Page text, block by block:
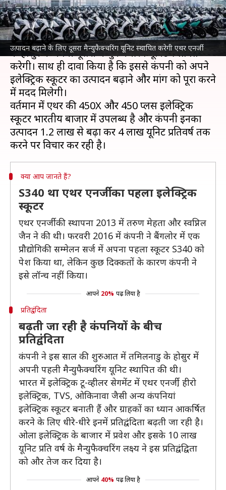
उत्पादन बढ़ाने के लिए दूसरा मैन्युफैक्चरिंग यूनिट स्थापित करेगी एथर एनर्जी
क्या है खबर?
एथर एनर्जीने सोमवार को घोषणा की है कि वह तमिलनाडु
के होसुर में अपनी दूसरी मैन्युफैक्चरिंग यूनिट स्थापित
करेगी। साथ ही दावा किया है कि इससे कंपनी को अपने
इलेक्ट्रिक स्कूटर का उत्पादन बढ़ाने और मांग को पूरा करने
में मदद मिलेगी।
वर्तमान में एथर की 450X और 450 प्लस इलेक्ट्रिक
स्कूटर भारतीय बाजार में उपलब्ध है और कंपनी इनका
उत्पादन 1.2 लाख से बढ़ा कर 4 लाख यूनिट प्रतिवर्ष तक
क्या आप जानते हैं?
S340 था एथर एनर्जी का पहला इलेक्ट्रिक
स्कूटर
एथर एनर्जी की स्थापना 2013 में तरुण मेहता और स्वप्निल
जैन ने की थी। फरवरी 2016 में कंपनी ने बैंगलोर में एक
प्रौद्योगिकी सम्मेलन सर्ज में अपना पहला स्कूटर S340 को
पेश किया था, लेकिन कुछ दिक्कतों के कारण कंपनी ने
इसे लॉन्च नहीं किया।
आपने 20% पढ़ लिया है
प्रतिद्वंदिता
बढ़ती जा रही है कंपनियों के बीच
प्रतिद्वंदिता
कंपनी ने इस साल की शुरुआत में तमिलनाडु के होसुर में
अपनी पहली मैन्युफैक्चरिंग यूनिट स्थापित की थी।
भारत में इलेक्ट्रिक टू-व्हीलर सेगमेंट में एथर एनर्जी, हीरो
इलेक्ट्रिक, TVS, ओकिनावा जैसी अन्य कंपनियां
इलेक्ट्रिक स्कूटर बनाती हैं और ग्राहकों का ध्यान आकर्षित
करने के लिए धीरे-धीरे इनमें प्रतिद्वंदिता बढ़ती जा रही है।
ओला इलेक्ट्रिक के बाजार में प्रवेश और इसके 10 लाख
यूनिट प्रति वर्ष के मैन्युफैक्चरिंग लक्ष्य ने इस प्रतिद्वंद्विता
को और तेज कर दिया है।
आपने 40% पढ़ लिया है